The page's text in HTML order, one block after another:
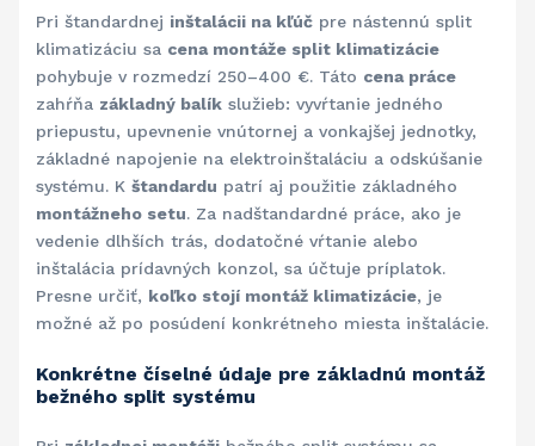
Pri štandardnej inštalácii na kľúčpre nástennú split
klimatizáciu sa cena montáže split klimatizácie
pohybuje v rozmedzí 250–400 €. Táto cena práce
zahŕňa základný balíkslužieb: vyvŕtanie jedného
priepustu, upevnenie vnútornej a vonkajšej jednotky,
základné napojenie na elektroinštaláciu a odskúšanie
systému. K štandardu patrí aj použitie základného
montážneho setu. Za nadštandardné práce, ako je
vedenie dlhších trás, dodatočné vŕtanie alebo
inštalácia prídavných konzol, sa účtuje príplatok.
Presne určiť, koľko stojí montáž klimatizácie, je
možné až po posúdení konkrétneho miesta inštalácie.
Konkrétne číselné údaje pre základnú montáž
bežného split systému